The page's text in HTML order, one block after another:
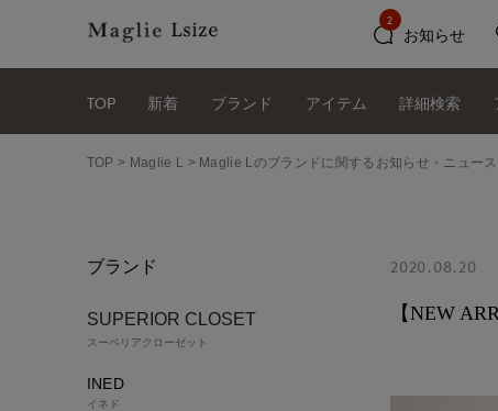
お知らせ
2
TOP 新着 ブランド アイテム 詳細検索
TOP Maglie L Maglie Lのブランドに関するお知らせ・ニュース
2020.08.20
【NEW
ブランド
SUPERIOR CLOSET
スーペリアクローゼット
INED
イネド